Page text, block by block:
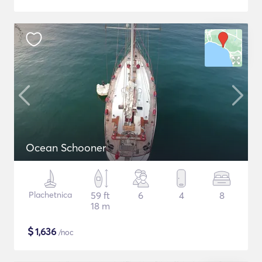
Ocean Schooner
Plachetnica
59 ft
18 m
6 4 8
$1,636 /noc